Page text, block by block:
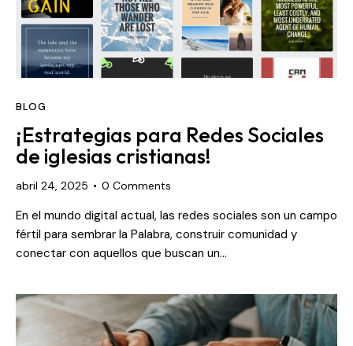
BLOG
¡Estrategias para Redes Sociales
de iglesias cristianas!
abril 24, 2025 0 Comments
En el mundo digital actual, las redes sociales son un campo
fértil para sembrar la Palabra, construir comunidad y
conectar con aquellos que buscan un…